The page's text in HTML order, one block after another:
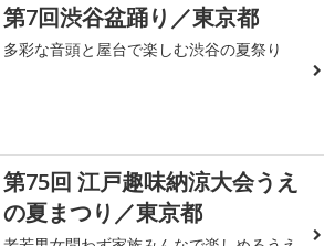
第7回渋谷盆踊り／東京都
多彩な音頭と屋台で楽しむ渋谷の夏祭り
第75回 江戸趣味納涼大会うえ
の夏まつり／東京都